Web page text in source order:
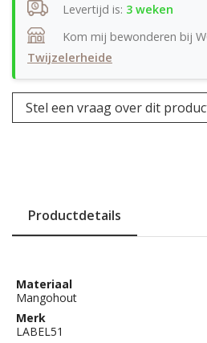
Levertijd is: 3 weken
Kom mij bewonderen bij
Twijzelerheide
Stel een vraag over dit
Productdetails
Materiaal
Mangohout
Merk
LABEL51